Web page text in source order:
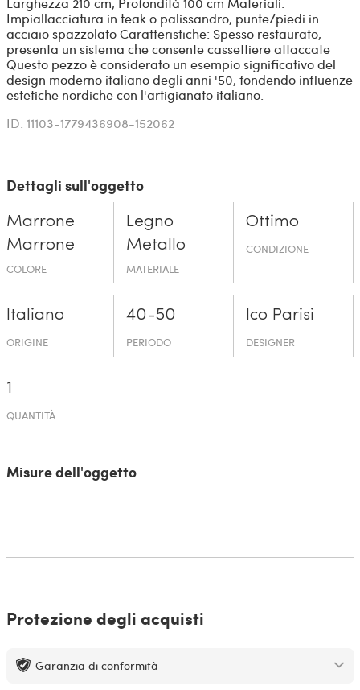
Impiallacciatura in teak o palissandro, punte/piedi in
acciaio spazzolato Caratteristiche: Spesso restaurato,
presenta un sistema che consente cassettiere attaccate
Questo pezzo è considerato un esempio significativo del
design moderno italiano degli anni '50, fondendo influenze
estetiche nordiche con l'artigianato italiano.
ID: 11103-1779436908-152062
Dettagli sull'oggetto
Marrone
Marrone
COLORE
Legno
Metallo
MATERIALE
Ottimo
CONDIZIONE
Italiano
ORIGINE
40-50
PERIODO
Ico Parisi
DESIGNER
1
QUANTITÀ
Misure dell'oggetto
Protezione degli acquisti
Garanzia di conformità